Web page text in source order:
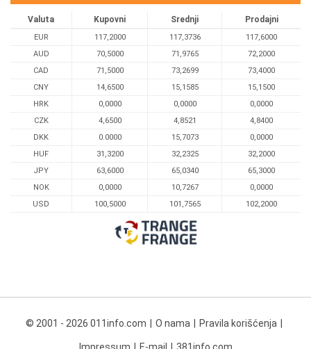
Valuta Kupovni Srednji Prodajni
EUR 117,2000 117,3736
117,6000
AUD
70,5000 71,9765
72,2000
CAD
71,5000 73,2699
73,4000
CNY
14,6500 15,1585
15,1500
HRK
0,0000 0,0000
0,0000
CZK
4,6500 4,8521
4,8400
DKK
0.0000 15,7073
0,0000
HUF
31,3200 32,2325
32,2000
JPY
63,6000 65,0340
65,3000
NOK
0,0000 10,7267
0,0000
USD
100,5000 101,7565 102,2000
© 2001 - 2026 011info.com O nama Pravila korišćenja
Impressum E-mail 381info.com